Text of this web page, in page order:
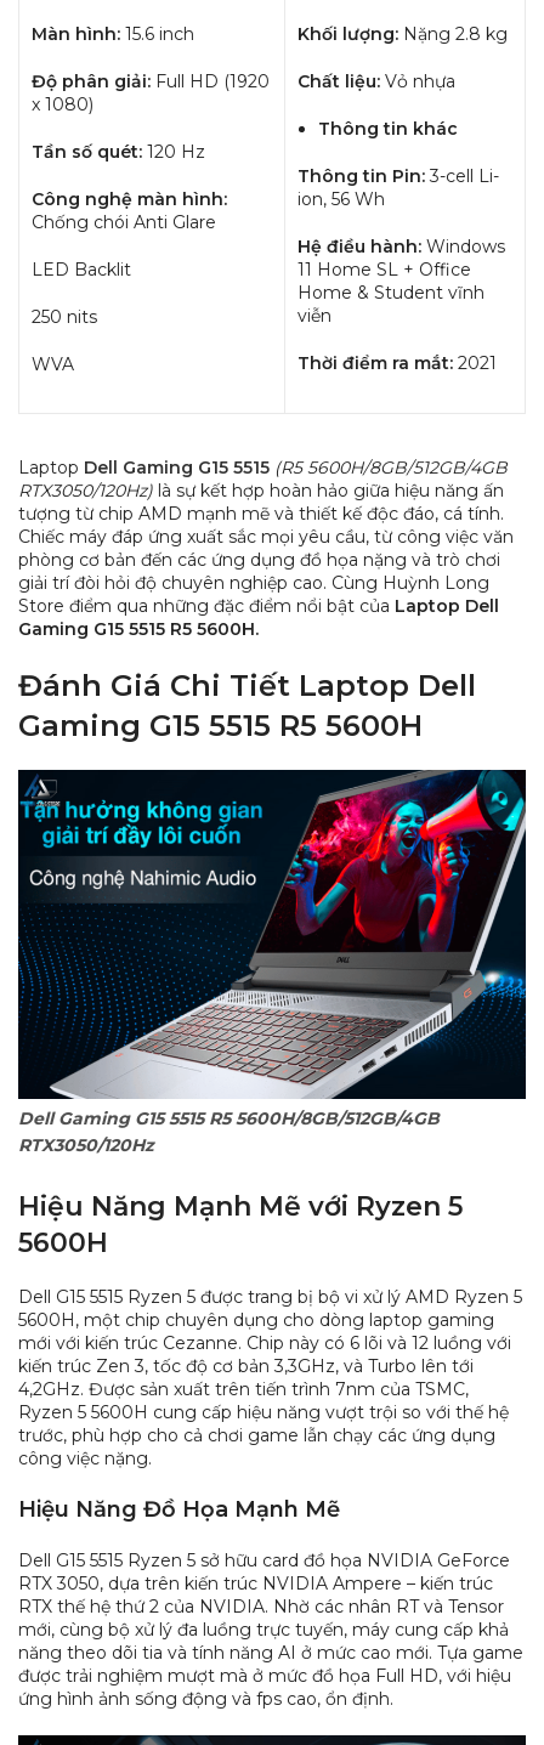
Màn hình: 15.6 inch
Độ phân giải: Full HD (1920
x 1080)
Tần số quét: 120 Hz
Công nghệ màn hình:
Chống chói Anti Glare
LED Backlit
250 nits
WVA
Khối lượng: Nặng 2.8 kg
Chất liệu: Vỏ nhựa
Thông tin khác
Thông tin Pin:3-cell Li-
ion, 56 Wh
Hệ điều hành: Windows
11 Home SL + Office
Home & Student vĩnh
viễn
Thời điểm ra mắt: 2021
Laptop Dell Gaming G15 5515 (R5 5600H/8GB/512GB/4GB
RTX3050/120Hz) là sự kết hợp hoàn hảo giữa hiệu năng ấn
tượng từ chip AMD mạnh mẽ và thiết kế độc đáo, cá tính.
Chiếc máy đáp ứng xuất sắc mọi yêu cầu, từ công việc văn
phòng cơ bản đến các ứng dụng đồ họa nặng và trò chơi
giải trí đòi hỏi độ chuyên nghiệp cao. Cùng Huỳnh Long
Store điểm qua những đặc điểm nổi bật của Laptop Dell
Gaming G15 5515 R5 5600H.
Đánh Giá Chi Tiết Laptop Dell
Gaming G15 5515 R5 5600H
Dell Gaming G15 5515 R5 5600H/8GB/512GB/4GB
RTX3050/120Hz
Hiệu Năng Mạnh Mẽ với Ryzen 5
5600H
Dell G15 5515 Ryzen 5 được trang bị bộ vi xử lý AMD Ryzen 5
5600H, một chip chuyên dụng cho dòng laptop gaming
mới với kiến trúc Cezanne. Chip này có 6 lõi và 12 luồng với
kiến trúc Zen 3, tốc độ cơ bản 3,3GHz, và Turbo lên tới
4,2GHz. Được sản xuất trên tiến trình 7nm của TSMC,
Ryzen 5 5600H cung cấp hiệu năng vượt trội so với thế hệ
trước, phù hợp cho cả chơi game lẫn chạy các ứng dụng
công việc nặng.
Hiệu Năng Đồ Họa Mạnh Mẽ
Dell G15 5515 Ryzen 5 sở hữu card đồ họa NVIDIA GeForce
RTX 3050, dựa trên kiến trúc NVIDIA Ampere – kiến trúc
RTX thế hệ thứ 2 của NVIDIA. Nhờ các nhân RT và Tensor
mới, cùng bộ xử lý đa luồng trực tuyến, máy cung cấp khả
năng theo dõi tia và tính năng AI ở mức cao mới. Tựa game
được trải nghiệm mượt mà ở mức đồ họa Full HD, với hiệu
ứng hình ảnh sống động và fps cao, ổn định.